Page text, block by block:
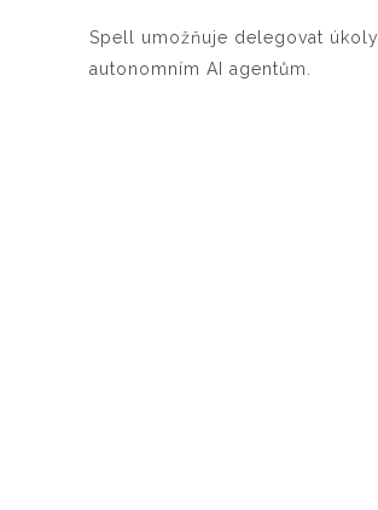
Spell umožňuje delegovat úkoly
autonomním AI agentům.